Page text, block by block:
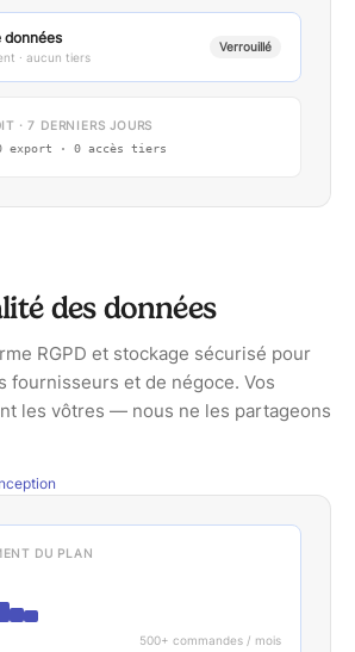
données
· aucun tiers
Verrouillé
· 7 DERNIERS JOURS
export · 0 accès tiers
des données
RGPD et stockage sécurisé pour
fournisseurs et de négoce. Vos
les vôtres — nous ne les partageons
DU PLAN
500+ commandes / mois